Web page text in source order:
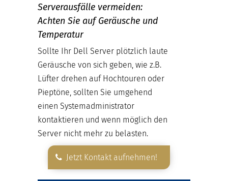
Serverausfälle vermeiden:
Achten Sie auf Geräusche und
Temperatur
Sollte Ihr Dell Server plötzlich laute
Geräusche von sich geben, wie z.B.
Lüfter drehen auf Hochtouren oder
Pieptöne, sollten Sie umgehend
einen Systemadministrator
kontaktieren und wenn möglich den
Server nicht mehr zu belasten.
Jetzt Kontakt aufnehmen!